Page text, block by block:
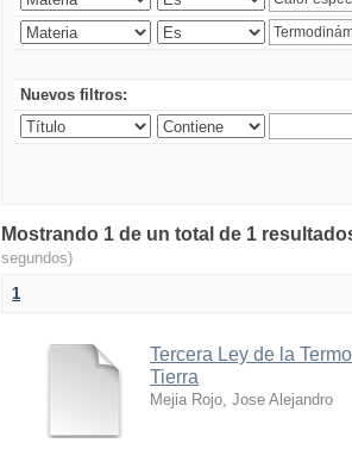
Nuevos filtros:
Mostrando 1 de un total de 1
segundos)
1
Tercera Ley de la
Tierra
Mejia Rojo, Jose Alejandro